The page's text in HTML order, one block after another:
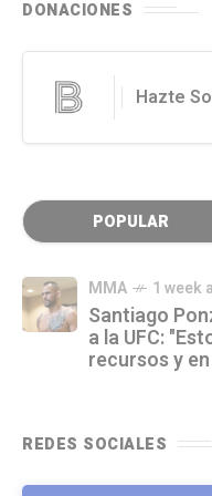
DONACIONES
Hazte
POPULAR
MMA 1 week
Santiago
a la UFC:
recursos y
REDES SOCIALES